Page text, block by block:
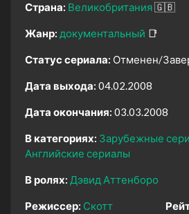
Страна: Великобритания🇬🇧
Жанр: документальный 📑
Статус сериала: Отменен/
Дата выхода: 04.02.2008
Дата окончания: 03.03.2008
В категориях: Зарубежные
Английские сериалы
В ролях: Дэвид Аттенборо
Режиссер: Скотт